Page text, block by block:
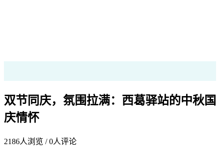
双节同庆，氛围拉满：西葛驿站的中秋国
庆情怀
2186人浏览 /0人评论